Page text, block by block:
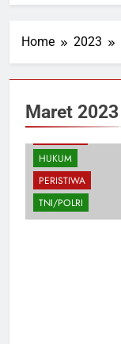
Home 2023
Maret 2023
BUDAYA
HUKUM
PERISTIWA
TNI/POLRI